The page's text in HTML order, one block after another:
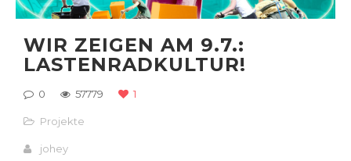
WIR ZEIGEN AM 9.7.:
LASTENRADKULTUR!
0 57779 1
Projekte
johey